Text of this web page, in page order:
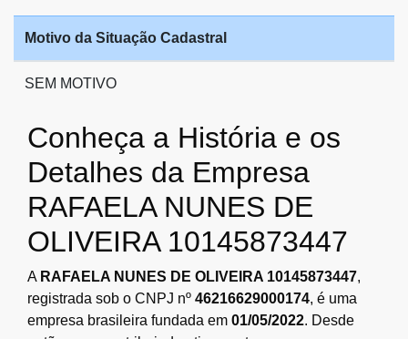
Motivo da Situação Cadastral
SEM MOTIVO
Conheça a História e os
Detalhes da Empresa
RAFAELA NUNES DE
OLIVEIRA 10145873447
A RAFAELA NUNES DE OLIVEIRA 10145873447,
registrada sob o CNPJ nº 46216629000174, é uma
empresa brasileira fundada em 01/05/2022. Desde